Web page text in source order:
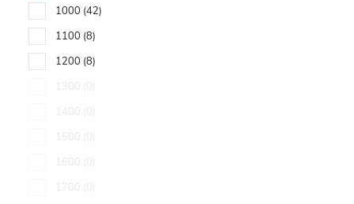
1000 42
1100 8
1200 8
1300
0
1400
0
1500
0
1600
0
1700
0